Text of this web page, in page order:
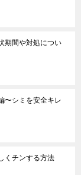
期間や対処につい
〜シミを安全キレ
くチンする方法